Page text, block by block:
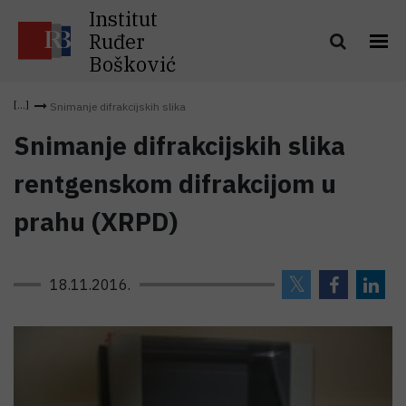
Institut
Ruđer
Bošković
Snimanje difrakcijskih slika
Snimanje difrakcijskih slika
rentgenskom difrakcijom u
prahu (XRPD)
18.11.2016.